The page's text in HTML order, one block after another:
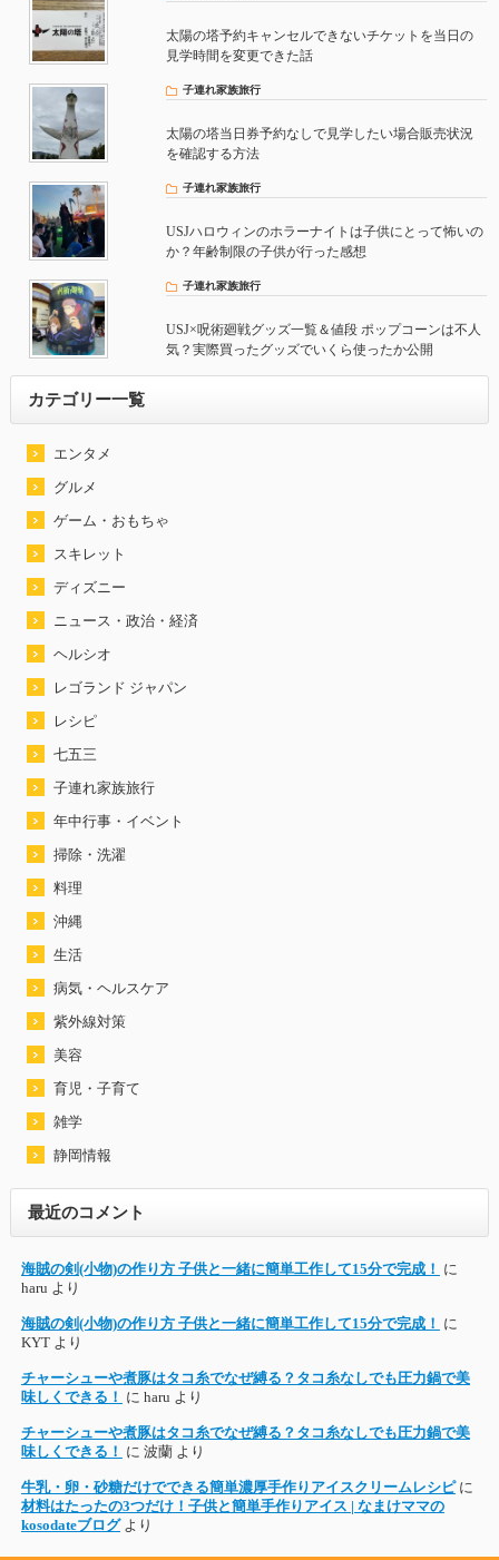
太陽の塔予約キャンセルできないチケットを当日の
見学時間を変更できた話
子連れ家族旅行
太陽の塔当日券予約なしで見学したい場合販売状況
を確認する方法
子連れ家族旅行
USJハロウィンのホラーナイトは子供にとって怖いの
か？年齢制限の子供が行った感想
子連れ家族旅行
USJ×呪術廻戦グッズ一覧＆値段 ポップコーンは不人
気？実際買ったグッズでいくら使ったか公開
カテゴリー一覧
エンタメ
グルメ
ゲーム・おもちゃ
スキレット
ディズニー
ニュース・政治・経済
ヘルシオ
レゴランド ジャパン
レシピ
七五三
子連れ家族旅行
年中行事・イベント
掃除・洗濯
料理
沖縄
生活
病気・ヘルスケア
紫外線対策
美容
育児・子育て
雑学
静岡情報
最近のコメント
海賊の剣(小物)の作り方 子供と一緒に簡単工作して15分で完成！ に
haru より
海賊の剣(小物)の作り方 子供と一緒に簡単工作して15分で完成！ に
KYTより
チャーシューや煮豚はタコ糸でなぜ縛る？タコ糸なしでも圧力鍋で美
味しくできる！ に haru より
チャーシューや煮豚はタコ糸でなぜ縛る？タコ糸なしでも圧力鍋で美
味しくできる！ に 波蘭より
牛乳・卵・砂糖だけでできる簡単濃厚手作りアイスクリームレシピに
材料はたったの3つだけ！子供と簡単手作りアイス | なまけママの
kosodateブログより